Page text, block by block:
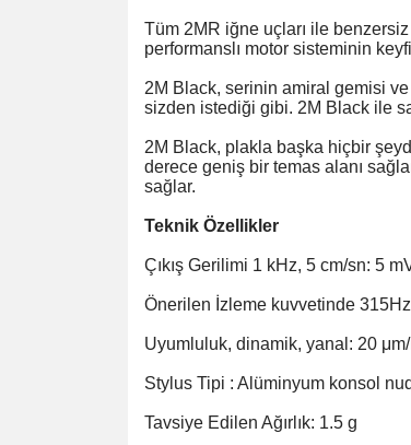
Tüm 2MR iğne uçları ile
performanslı motor sisteminin
2M Black, serinin amiral gemisi ve
sizden istediği gibi. 2M Black ile
2M Black, plakla başka hiçbir
derece geniş bir temas alanı
sağlar.
Teknik Özellikler
Çıkış Gerilimi 1 kHz, 5 cm/sn: 5
Önerilen İzleme kuvvetinde
Uyumluluk, dinamik, yanal: 20 μm/
Stylus Tipi : Alüminyum konsol
Tavsiye Edilen Ağırlık: 1.5 g